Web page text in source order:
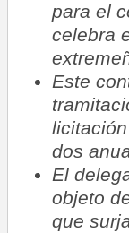
para el
celebra
Este
dos
El
objeto
que